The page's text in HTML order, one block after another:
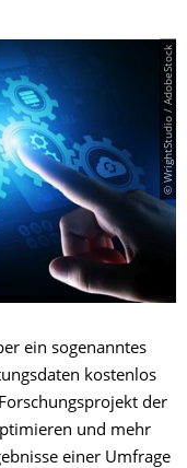
© WrightStudio / AdobeStock
ein sogenanntes
kostenlos
der
und mehr
einer Umfrage